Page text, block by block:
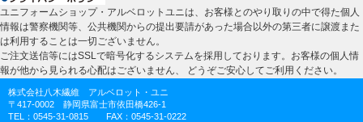
ユニフォームショップ・アルベロットユニは、お客様とのやり取りの中で得た個人
情報は警察機関等、公共機関からの提出要請があった場合以外の第三者に譲渡また
は利用することは一切ございません。
ご注文送信等にはSSLで暗号化するシステムを採用しております。お客様の個人情
報が他から見られる心配はございません、 どうぞご安心してご利用ください。
株式会社八木繊維 アルベロット・ユニ
〒417-0002 静岡県富士市依田橋426-1
TEL：0545-31-0815 FAX：0545-31-0222